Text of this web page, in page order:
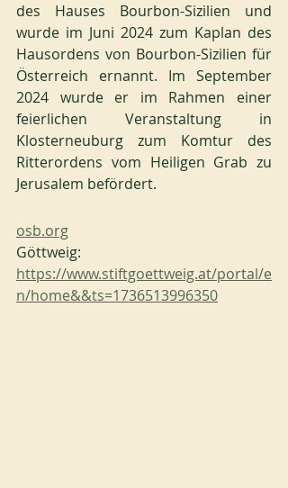
des Hauses Bourbon-Sizilien und
wurde im Juni 2024 zum Kaplan des
Hausordens von Bourbon-Sizilien für
Österreich ernannt. Im September
2024 wurde er im Rahmen einer
feierlichen Veranstaltung in
Klosterneuburg zum Komtur des
Ritterordens vom Heiligen Grab zu
Jerusalem befördert.
osb.org
Göttweig:
https://www.stiftgoettweig.at/portal/e
n/home&&ts=1736513996350